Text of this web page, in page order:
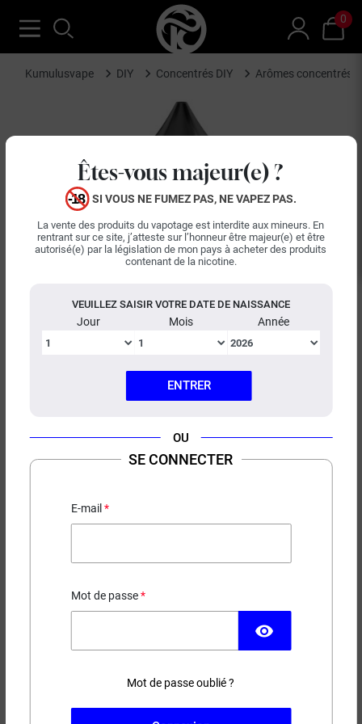
Êtes-vous majeur(e) ?
SI VOUS NE FUMEZ PAS, NE VAPEZ PAS.
La vente des produits du vapotage est interdite aux mineurs. En
rentrant sur ce site, j’atteste sur l’honneur être majeur(e) et être
autorisé(e) par la législation de mon pays à acheter des produits
contenant de la nicotine.
VEUILLEZ SAISIR VOTRE DATE DE NAISSANCE
Jour Mois Année
ENTRER
OU
SE CONNECTER
E-mail
Mot de passe
visibility
Mot de passe oublié ?
0
Kumulusvape DIY Concentrés DIY Arômes concentrés
CONCENTRÉ BARU ARÔMES ET
Ananas - Fruits de la passion - Frais